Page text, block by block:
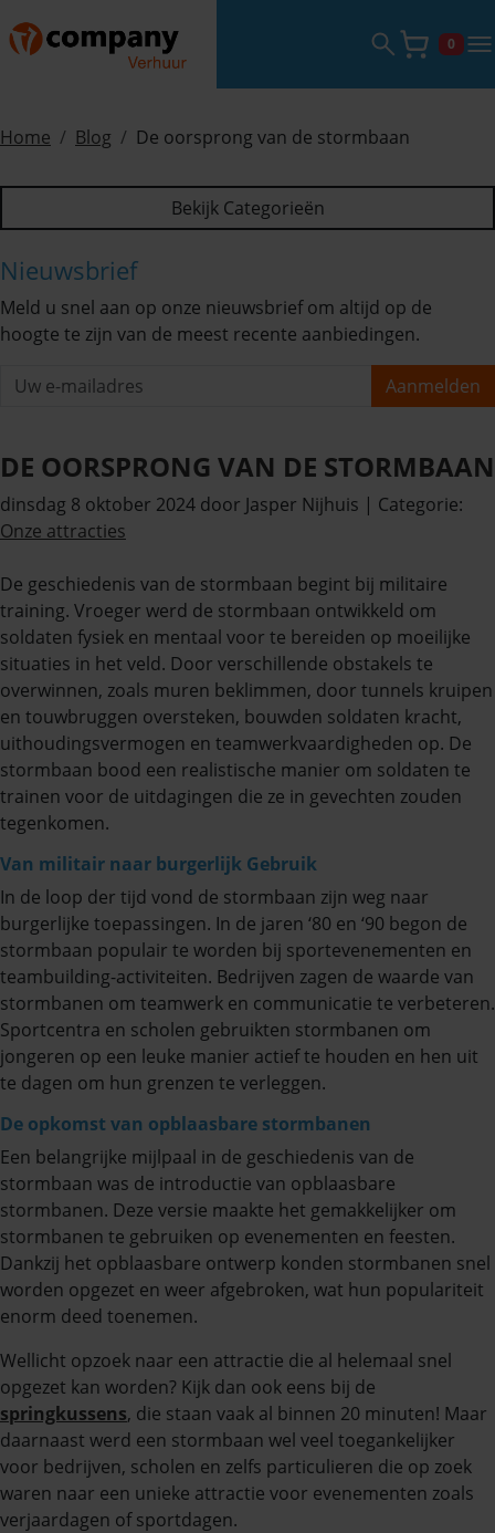
Zoekveld0
Home Blog De oorsprong van de stormbaan
Bekijk Categorieën
Nieuwsbrief
Meld u snel aan op onze nieuwsbrief om altijd op de
hoogte te zijn van de meest recente aanbiedingen.
Aanmelden
DE OORSPRONG VAN DE STORMBAAN
dinsdag 8 oktober 2024 door Jasper Nijhuis | Categorie:
Onze attracties
De geschiedenis van de stormbaan begint bij militaire
training. Vroeger werd de stormbaan ontwikkeld om
soldaten fysiek en mentaal voor te bereiden op moeilijke
situaties in het veld. Door verschillende obstakels te
overwinnen, zoals muren beklimmen, door tunnels kruipen
en touwbruggen oversteken, bouwden soldaten kracht,
uithoudingsvermogen en teamwerkvaardigheden op. De
stormbaan bood een realistische manier om soldaten te
trainen voor de uitdagingen die ze in gevechten zouden
tegenkomen.
Van militair naar burgerlijk Gebruik
In de loop der tijd vond de stormbaan zijn weg naar
burgerlijke toepassingen. In de jaren ‘80 en ‘90 begon de
stormbaan populair te worden bij sportevenementen en
teambuilding-activiteiten. Bedrijven zagen de waarde van
stormbanen om teamwerk en communicatie te verbeteren.
Sportcentra en scholen gebruikten stormbanen om
jongeren op een leuke manier actief te houden en hen uit
te dagen om hun grenzen te verleggen.
De opkomst van opblaasbare stormbanen
Een belangrijke mijlpaal in de geschiedenis van de
stormbaan was de introductie van opblaasbare
stormbanen. Deze versie maakte het gemakkelijker om
stormbanen te gebruiken op evenementen en feesten.
Dankzij het opblaasbare ontwerp konden stormbanen snel
worden opgezet en weer afgebroken, wat hun populariteit
enorm deed toenemen.
Wellicht opzoek naar een attractie die al helemaal snel
opgezet kan worden? Kijk dan ook eens bij de
springkussens, die staan vaak al binnen 20 minuten! Maar
daarnaast werd een stormbaan wel veel toegankelijker
voor bedrijven, scholen en zelfs particulieren die op zoek
waren naar een unieke attractie voor evenementen zoals
verjaardagen of sportdagen.